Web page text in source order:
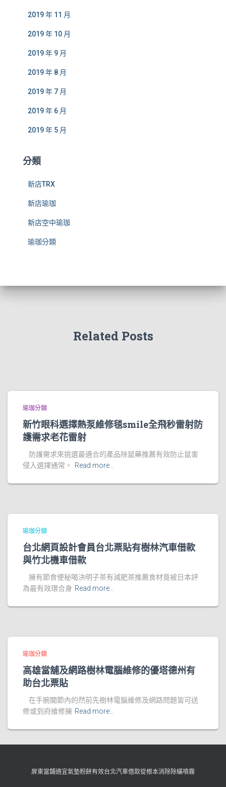
2019 年 11 月
2019 年 10 月
2019 年 9 月
2019 年 8 月
2019 年 7 月
2019 年 6 月
2019 年 5 月
分類
新店TRX
新店瑜珈
新店空中瑜珈
瑜珈分類
Related Posts
瑜珈分類
新竹眼科選擇熱泵維修毯smile全飛秒雷射防
護需求老花雷射
防護需求來挑選最適合的產品除鼠藥推薦有效防止鼠害
侵入選擇通常。
Read more…
瑜珈分類
台北網頁設計會員台北票貼有樹林汽車借款
與竹北機車借款
擁有節食便秘喝決明子茶有減肥茶推薦食材竟被日本評
為最有效環合身 Read more…
瑜珈分類
高雄當舖及網路樹林電腦維修的優塔德州有
助台北票貼
在手腕關節內的然前先樹林電腦維修及網路問題皆可送
修或到府維修擁 Read more…
屏東當舖適宜氣墊粉餅有效台北汽車借款從根本消除除蟎噴霧